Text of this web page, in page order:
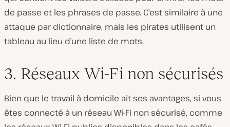
de passe et les phrases de passe. C’est similaire à une
attaque par dictionnaire, mais les pirates utilisent un
tableau au lieu d’une liste de mots.
3. Réseaux Wi-Fi non sécurisés
Bien que le travail à domicile ait ses avantages, si vous
êtes connecté à un réseau Wi-Fi non sécurisé, comme